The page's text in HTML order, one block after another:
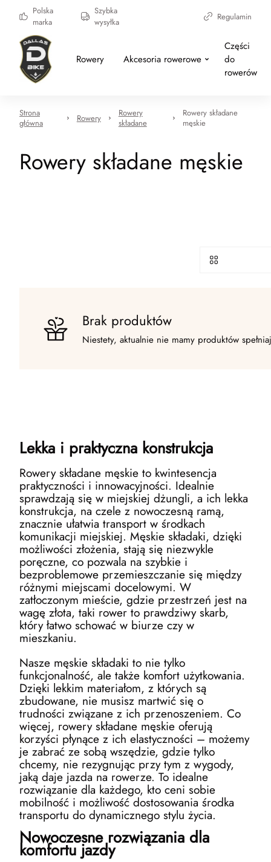
Polska
marka
Szybka
wysyłka
Regulamin
Rowery Akcesoria rowerowe
Części
do
rowerów
Strona
główna
Rowery
Rowery
składane
Rowery składane
męskie
Rowery składane męskie
Brak produktów
Niestety, aktualnie nie mamy produktów
Lekka i praktyczna konstrukcja
Rowery składane męskie to kwintesencja
praktyczności i innowacyjności. Idealnie
sprawdzają się w miejskiej dżungli, a ich lekka
konstrukcja, na czele z nowoczesną ramą,
znacznie ułatwia transport w środkach
komunikacji miejskiej. Męskie składaki, dzięki
możliwości złożenia, stają się niezwykle
poręczne, co pozwala na szybkie i
bezproblemowe przemieszczanie się między
różnymi miejscami docelowymi. W
zatłoczonym mieście, gdzie przestrzeń jest na
wagę złota, taki rower to prawdziwy skarb,
który łatwo schować w biurze czy w
mieszkaniu.
Nasze męskie składaki to nie tylko
funkcjonalność, ale także komfort użytkowania.
Dzięki lekkim materiałom, z których są
zbudowane, nie musisz martwić się o
trudności związane z ich przenoszeniem. Co
więcej, rowery składane męskie oferują
korzyści płynące z ich elastyczności – możemy
je zabrać ze sobą wszędzie, gdzie tylko
chcemy, nie rezygnując przy tym z wygody,
jaką daje jazda na rowerze. To idealne
rozwiązanie dla każdego, kto ceni sobie
mobilność i możliwość dostosowania środka
transportu do dynamicznego stylu życia.
Nowoczesne rozwiązania dla
komfortu jazdy